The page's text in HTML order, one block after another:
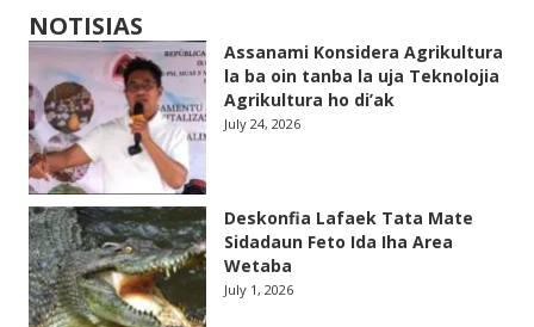
NOTISIAS
Assanami Konsidera Agrikultura
la ba oin tanba la uja Teknolojia
Agrikultura ho di’ak
July 24, 2026
Deskonfia Lafaek Tata Mate
Sidadaun Feto Ida Iha Area
Wetaba
July 1, 2026